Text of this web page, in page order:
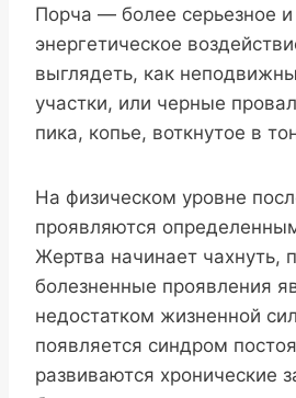
Порча — более серьезное и
энергетическое
выглядеть, как
участки, или черные
пика, копье, воткнутое в
На физическом уровне
проявляются
Жертва начинает чахнуть,
болезненные проявления
недостатком жизненной
появляется синдром
развиваются хронические